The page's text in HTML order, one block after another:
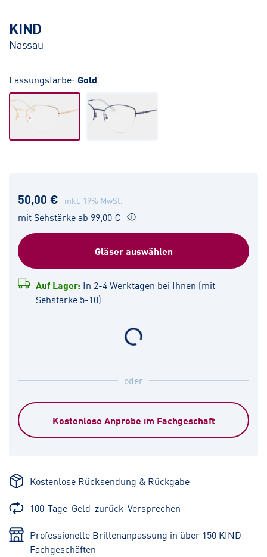
KIND
Nassau
Fassungsfarbe: Gold
50,00 € inkl. 19% MwSt.
mit Sehstärke ab 99,00 €
Gläser auswählen
Auf Lager: In 2-4 Werktagen bei Ihnen (mit
Sehstärke 5-10)
oder
Kostenlose Anprobe im Fachgeschäft
Kostenlose Rücksendung & Rückgabe
100-Tage-Geld-zurück-Versprechen
Professionelle Brillenanpassung in über 150 KIND
Fachgeschäften